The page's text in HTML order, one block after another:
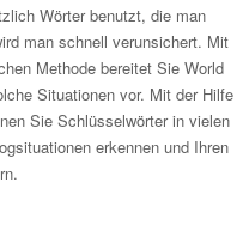
Wörter benutzt, die man
man schnell verunsichert. Mit
Methode bereitet Sie World
Situationen vor. Mit der Hilfe
Sie Schlüsselwörter in vielen
erkennen und Ihren